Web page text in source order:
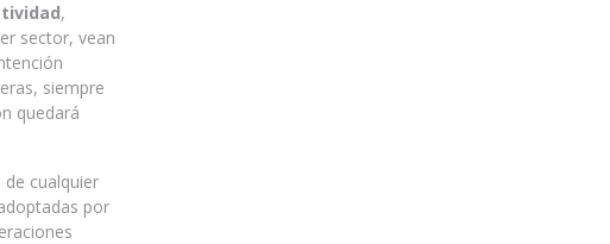
,
sector, vean
siempre
quedará
de cualquier
por